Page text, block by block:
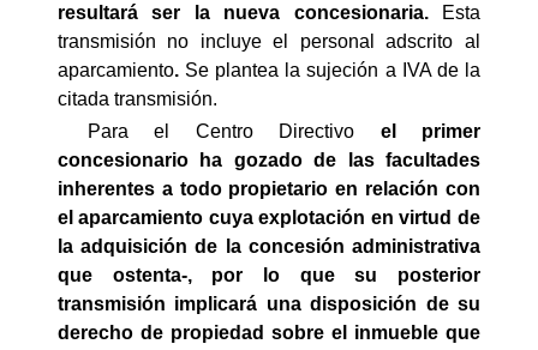
resultará ser la nueva concesionaria.Esta
transmisión no incluye el personal adscrito al
aparcamiento. Se plantea la sujeción a IVA de la
citada transmisión.
Para el Centro Directivo el primer
concesionario ha gozado de las facultades
inherentes a todo propietario en relación con
el aparcamiento cuya explotación en virtud de
la adquisición de la concesión administrativa
que ostenta-, por lo que su posterior
transmisión implicará una disposición de su
derecho de propiedad sobre el inmueble que